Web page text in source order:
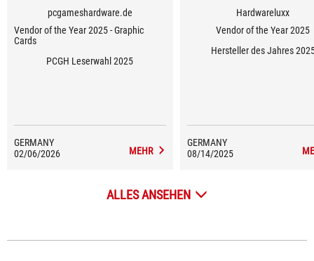
pcgameshardware.de
Vendor of the Year 2025 - Graphic
Cards
PCGH Leserwahl 2025
GERMANY
02/06/2026
MEHR
Hardwareluxx
Vendor of the Year 2025
Hersteller des Jahres
GERMANY
08/14/2025
ALLES ANSEHEN